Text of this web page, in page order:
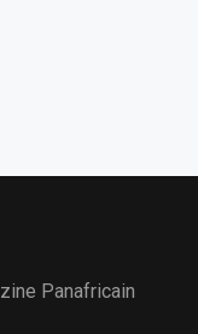
Panafricain